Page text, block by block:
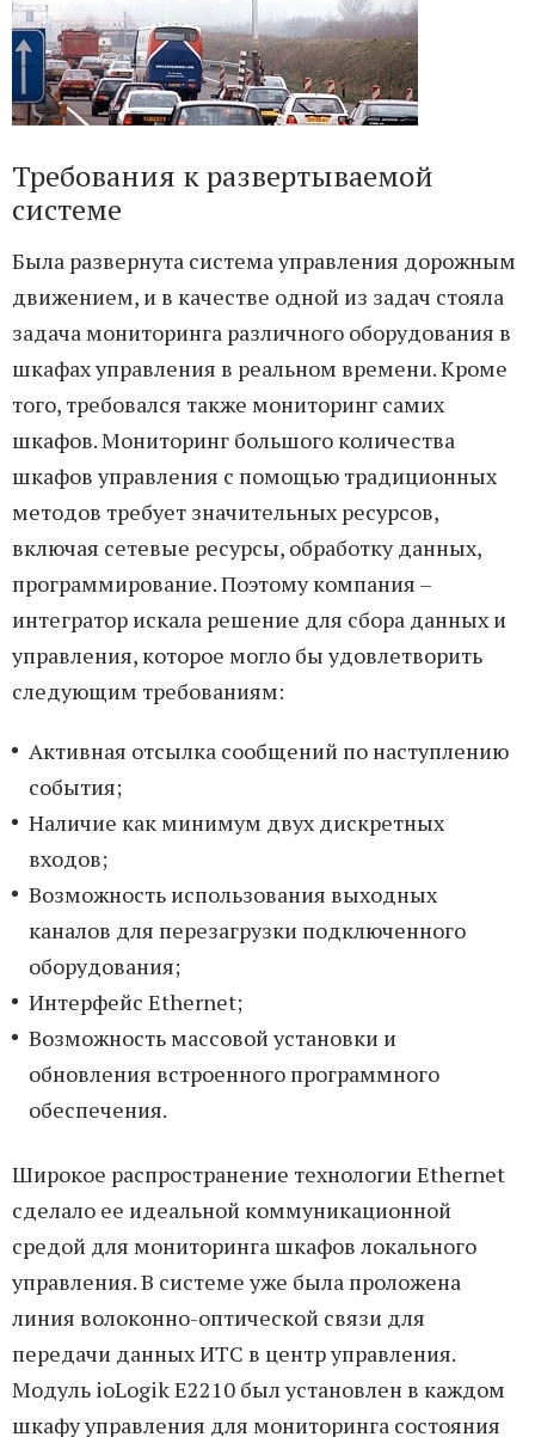
Требования к развертываемой
системе
Была развернута система управления дорожным
движением, и в качестве одной из задач стояла
задача мониторинга различного оборудования в
шкафах управления в реальном времени. Кроме
того, требовался также мониторинг самих
шкафов. Мониторинг большого количества
шкафов управления с помощью традиционных
методов требует значительных ресурсов,
включая сетевые ресурсы, обработку данных,
программирование. Поэтому компания –
интегратор искала решение для сбора данных и
управления, которое могло бы удовлетворить
следующим требованиям:
Активная отсылка сообщений по наступлению
события;
Наличие как минимум двух дискретных
входов;
Возможность использования выходных
каналов для перезагрузки подключенного
оборудования;
Интерфейс Ethernet;
Возможность массовой установки и
обновления встроенного программного
обеспечения.
Широкое распространение технологии Ethernet
сделало ее идеальной коммуникационной
средой для мониторинга шкафов локального
управления. В системе уже была проложена
линия волоконно-оптической связи для
передачи данных ИТС в центр управления.
Модуль ioLogik E2210 был установлен в каждом
шкафу управления для мониторинга состояния